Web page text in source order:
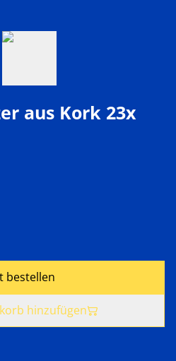
aus Kork 23x
bestellen
hinzufügen